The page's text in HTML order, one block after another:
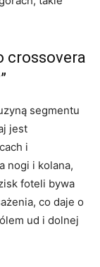
crossovera
segmentu
jest
i
nogi i kolana,
foteli bywa
co daje o
ud i dolnej